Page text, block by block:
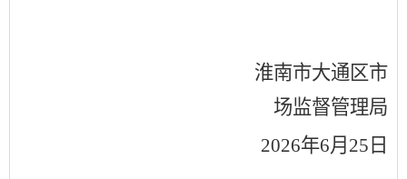
淮南市大通区市
场监督管理局
2026年6月 25 日